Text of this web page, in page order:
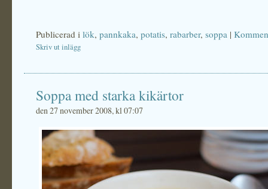
Publicerad i lök, pannkaka, potatis, rabarber, soppa |
Skriv ut inlägg
Soppa med starka kikärtor
den 27 november 2008, kl 07:07